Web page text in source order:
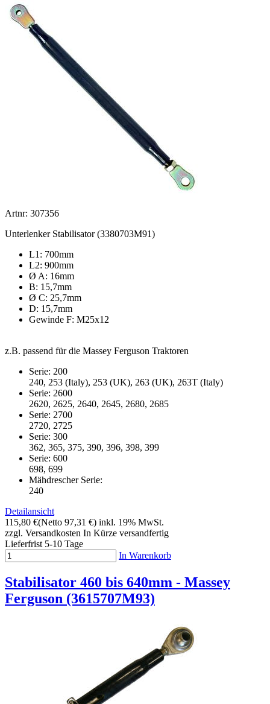
Artnr: 307356
Unterlenker Stabilisator (3380703M91)
L1: 700mm
L2: 900mm
Ø A: 16mm
B: 15,7mm
Ø C: 25,7mm
D: 15,7mm
Gewinde F: M25x12
z.B. passend für die Massey Ferguson Traktoren
Serie: 200
240, 253 (Italy), 253 (UK), 263 (UK), 263T (Italy)
Serie: 2600
2620, 2625, 2640, 2645, 2680, 2685
Serie: 2700
2720, 2725
Serie: 300
362, 365, 375, 390, 396, 398, 399
Serie: 600
698, 699
Mähdrescher Serie:
240
Detailansicht
115,80 €(Netto 97,31 €) inkl. 19% MwSt.
zzgl. Versandkosten In Kürze versandfertig
Lieferfrist 5-10 Tage
In Warenkorb
Stabilisator 460 bis 640mm - Massey
Ferguson (3615707M93)